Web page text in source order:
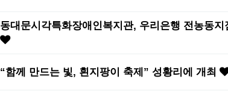
동대문시각특화장애인복지관, 우리은행 전농동
“함께 만드는 빛, 흰지팡이 축제” 성황리에 개최